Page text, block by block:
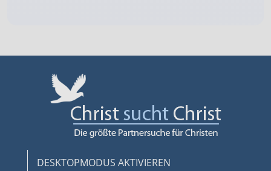
DESKTOPMODUS AKTIVIEREN